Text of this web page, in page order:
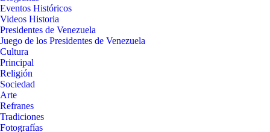
Eventos Históricos
Videos Historia
Presidentes de Venezuela
Juego de los Presidentes de Venezuela
Cultura
Principal
Religión
Sociedad
Arte
Refranes
Tradiciones
Fotografías